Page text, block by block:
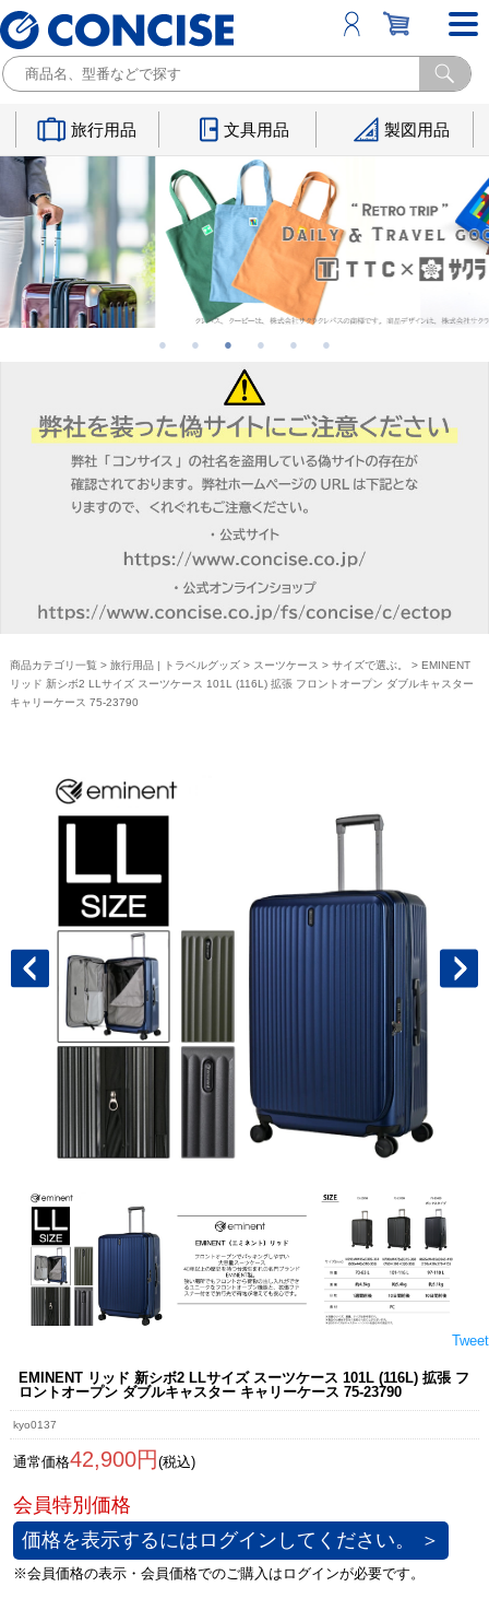
旅行用品 文具用品 製図用品
商品カテゴリ一覧 > 旅行用品 | トラベルグッズ> スーツケース > サイズで選ぶ。
> EMINENT
リッド 新シボ2 LLサイズ スーツケース 101L (116L) 拡張 フロントオープン ダブルキャスター
キャリーケース 75-23790
Tweet
EMINENT リッド 新シボ2 LLサイズ スーツケース 101L (116L) 拡張 フ
ロントオープン ダブルキャスター キャリーケース 75-23790
kyo0137
通常価格42,900円 (税込)
価格を表示するにはログインしてください。 ＞